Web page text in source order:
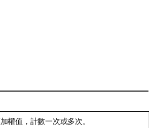
權值，計數一次或多次。